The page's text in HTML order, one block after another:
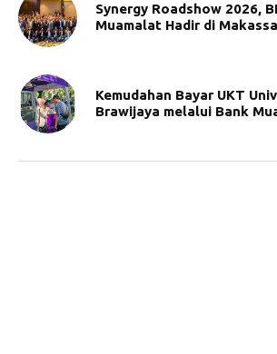
Synergy Roadshow 2026,
Muamalat Hadir di
Kemudahan Bayar UKT
Brawijaya melalui Bank